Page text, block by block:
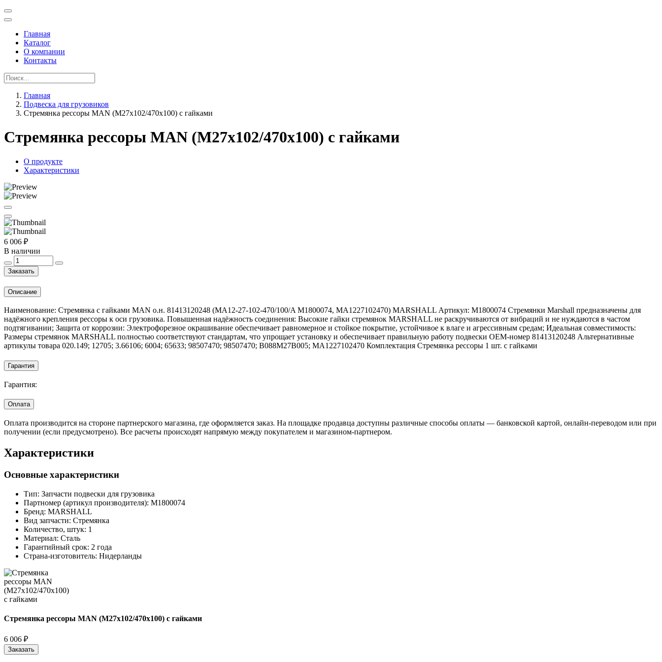
Главная
Каталог
О компании
Контакты
Главная
Подвеска для грузовиков
Стремянка рессоры MAN (M27x102/470x100) с гайками
Стремянка рессоры MAN (M27x102/470x100) с гайками
О продукте
Характеристики
6 006 ₽
В наличии
Заказать
Описание
Наименование: Стремянка с гайками MAN о.н. 81413120248 (MA12-27-102-470/100/A M1800074, MA1227102470) MARSHALL Артикул: M1800074 Стремянки Marshall предназначены для
надёжного крепления рессоры к оси грузовика. Повышенная надёжность соединения: Высокие гайки стремянок MARSHALL не раскручиваются от вибраций и не нуждаются в частом
подтягивании; Защита от коррозии: Электрофорезное окрашивание обеспечивает равномерное и стойкое покрытие, устойчивое к влаге и агрессивным средам; Идеальная совместимость:
Размеры стремянок MARSHALL полностью соответствуют стандартам, что упрощает установку и обеспечивает правильную работу подвески OEM-номер 81413120248 Альтернативные
артикулы товара 020.149; 12705; 3.66106; 6004; 65633; 98507470; 98507470; B088M27B005; MA1227102470 Комплектация Стремянка рессоры 1 шт. с гайками
Гарантия
Гарантия:
Оплата
Оплата производится на стороне партнерского магазина, где оформляется заказ. На площадке продавца доступны различные способы оплаты — банковской картой, онлайн-переводом или при
получении (если предусмотрено). Все расчеты происходят напрямую между покупателем и магазином-партнером.
Характеристики
Основные характеристики
Тип: Запчасти подвески для грузовика
Партномер (артикул производителя): M1800074
Бренд: MARSHALL
Вид запчасти: Стремянка
Количество, штук: 1
Материал: Сталь
Гарантийный срок: 2 года
Страна-изготовитель: Нидерланды
Стремянка рессоры MAN (M27x102/470x100) с гайками
6 006 ₽
Заказать